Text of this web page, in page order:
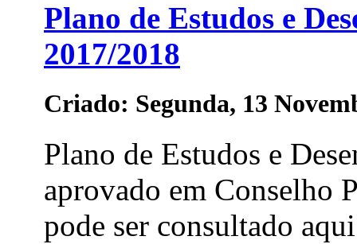
Plano de Estudos e
2017/2018
Criado: Segunda, 13
Plano de Estudos e
aprovado em Conselho
pode ser consultado